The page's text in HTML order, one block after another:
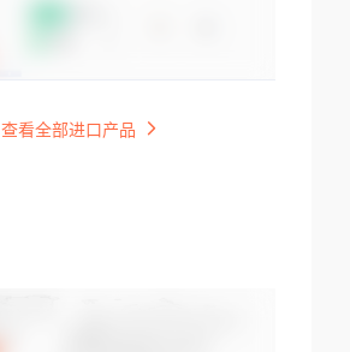
查看全部进口产品